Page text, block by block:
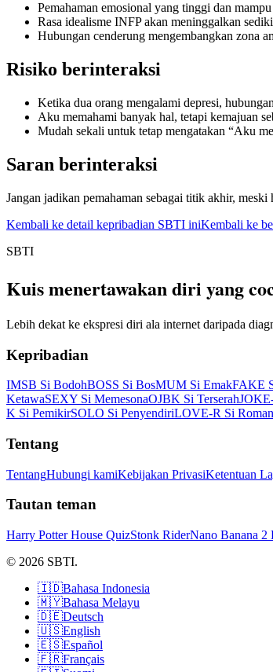
Pemahaman emosional yang tinggi dan
Rasa idealisme INFP akan meninggalkan
Hubungan cenderung mengembangkan zona
Risiko berinteraksi
Ketika dua orang mengalami depresi,
Aku memahami banyak hal, tetapi kemajuan
Mudah sekali untuk tetap mengatakan “Aku
Saran berinteraksi
Jangan jadikan pemahaman sebagai titik akhir,
Kembali ke detail kepribadian SBTI iniKembali ke
SBTI
Kuis menertawakan diri yang
Lebih dekat ke ekspresi diri ala internet daripada
Kepribadian
IMSB Si BodohBOSS Si BosMUM Si EmakFAKE
KetawaSEXY Si MemesonaOJBK Si Terserah
K Si PemikirSOLO Si PenyendiriLOVE-R Si
Tentang
TentangHubungi kamiKebijakan PrivasiKetentuan
Tautan teman
Harry Potter House QuizStonk RiderNano Banana 2
© 2026 SBTI.
🇮🇩Bahasa Indonesia
🇲🇾Bahasa Melayu
🇩🇪Deutsch
🇺🇸English
🇪🇸Español
🇫🇷Français